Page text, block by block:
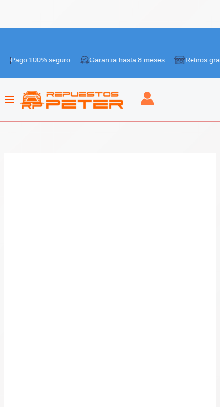
contenido
seguro Garantía hasta 8 meses Retiros gratis en